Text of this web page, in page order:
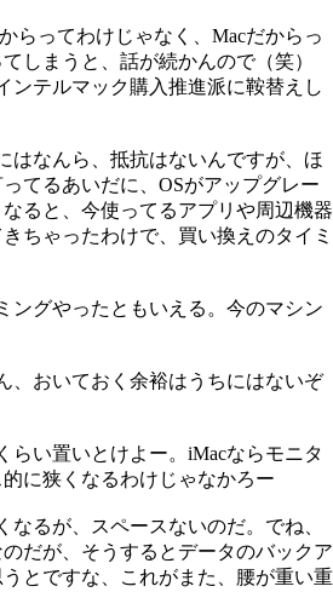
らってわけじゃなく、Macだからっ
しまうと、話が続かんので（笑）
ンテルマック購入推進派に鞍替えし
はなんら、抵抗はないんですが、ほ
てるあいだに、OSがアップグレー
ると、今使ってるアプリや周辺機器
ちゃったわけで、買い換えのタイミ
ングやったともいえる。今のマシン
、おいておく余裕はうちにはないぞ
らい置いとけよー。iMacならモニタ
に狭くなるわけじゃなかろー
なるが、スペースないのだ。でね、
だが、そうするとデータのバックア
とですな、これがまた、腰が重い重